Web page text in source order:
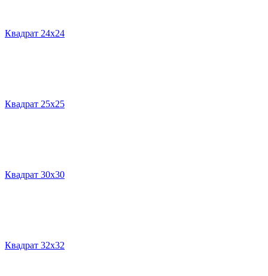
Квадрат 24х24
Квадрат 25х25
Квадрат 30х30
Квадрат 32х32